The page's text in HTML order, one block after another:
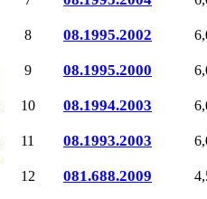
8 08.1995.2002
9 08.1995.2000
10 08.1994.2003
11 08.1993.2003
12 081.688.2009